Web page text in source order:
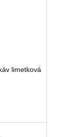
limetková